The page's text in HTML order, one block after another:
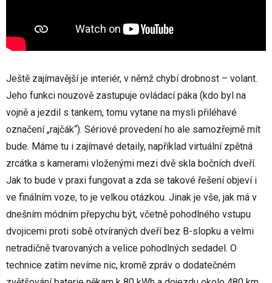
Ještě zajímavější je interiér, v němž chybí drobnost – volant.
Jeho funkci nouzově zastupuje ovládací páka (kdo byl na
vojně a jezdil s tankem, tomu vytane na mysli přiléhavé
označení „rajčák“). Sériové provedení ho ale samozřejmě mít
bude. Máme tu i zajímavé detaily, například virtuální zpětná
zrcátka s kamerami vloženými mezi dvě skla bočních dveří.
Jak to bude v praxi fungovat a zda se takové řešení objeví i
ve finálním voze, to je velkou otázkou. Jinak je vše, jak má v
dnešním módním přepychu být, včetně pohodlného vstupu
dvojicemi proti sobě otvíraných dveří bez B-slopku a velmi
netradičně tvarovaných a velice pohodlných sedadel. O
technice zatím nevíme nic, kromě zpráv o dodatečném